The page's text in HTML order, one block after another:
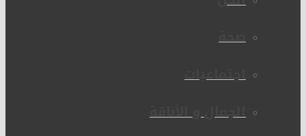
صحة
اجتماعيات
الجمال و الأناقة